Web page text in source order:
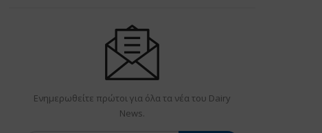
Ενημερωθείτε πρώτοι για όλα τα νέα του Dairy
News.